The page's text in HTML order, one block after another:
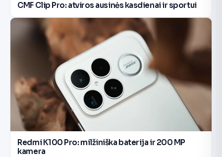
CMF Clip Pro: atviros ausinės kasdienai ir sportui
Redmi K100 Pro: milžiniška baterija ir 200 MP
kamera